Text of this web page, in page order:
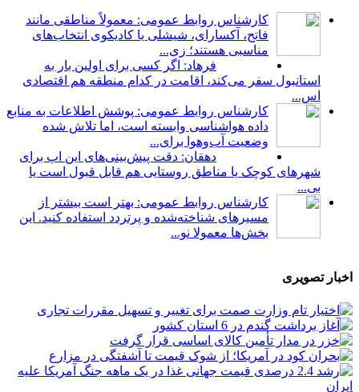
کارشناس روابط عمومی: معمولاً مناطقی مانند
فاتح، آکسارای، شیشلی یا کادیکوی انتخاب‌های
مناسبی هستند؛ زی...
فرهاد: اگر کسی برای اولین بار به
استانبول سفر می‌کند، اقامت در کدام منطقه هم اقتصادی
اس...
کارشناس روابط عمومی: پوشش اطلاعات به منابع
داده هواشناسی وابسته است، اما تلاش شده
وضعیت آب‌وهوا برای...
دهقان: دقت پیش‌بینی‌های این اپ برای
شهرهای کوچک یا مناطق روستایی هم قابل قبول است یا
بی...
کارشناس روابط عمومی: بهتر است بیشتر از
مسیرهای شناخته‌شده و پرتردد استفاده کنید. این
بخش‌ها معمولا نو...
اخبار تصویری